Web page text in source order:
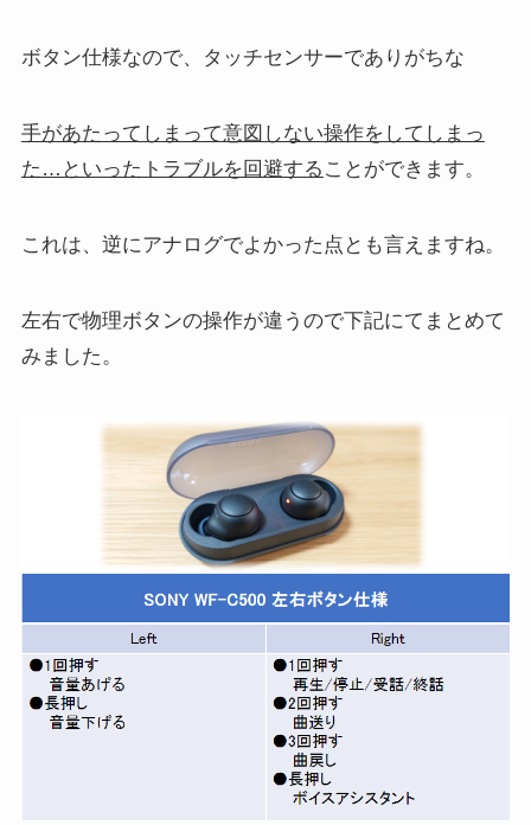
ボタン仕様なので、タッチセンサーでありがちな
手があたってしまって意図しない操作をしてしまっ
た…といったトラブルを回避する ことができます。
これは、逆にアナログでよかった点とも言えますね。
左右で物理ボタンの操作が違うので下記にてまとめて
みました。